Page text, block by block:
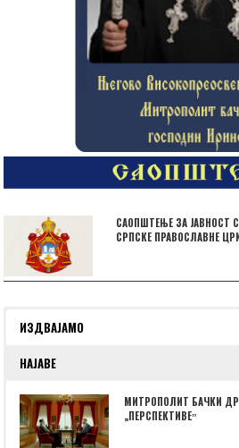
САОПШТЕЊЕ ЗА ЈАВНОСТ
СРПСКЕ ПРАВОСЛАВНЕ
ИЗДВАЈАМО
НАЈАВЕ
МИТРОПОЛИТ БАЧКИ
„ПЕРСПЕКТИВЕˮ